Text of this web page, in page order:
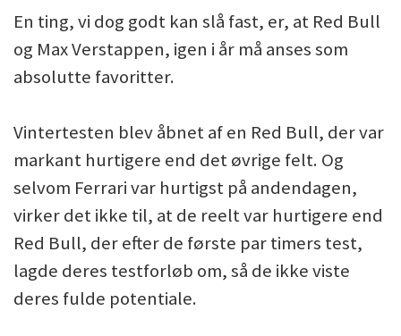
En ting, vi dog godt kan slå fast, er, at Red Bull
og Max Verstappen, igen i år må anses som
absolutte favoritter.
Vintertesten blev åbnet af en Red Bull, der var
markant hurtigere end det øvrige felt. Og
selvom Ferrari var hurtigst på andendagen,
virker det ikke til, at de reelt var hurtigere end
Red Bull, der efter de første par timers test,
lagde deres testforløb om, så de ikke viste
deres fulde potentiale.